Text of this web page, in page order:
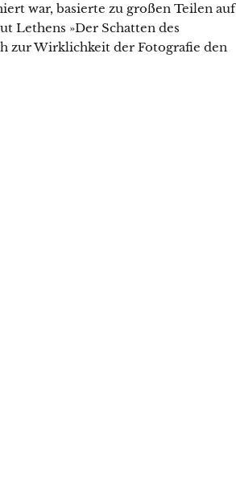
war, basierte zu großen Teilen auf
Lethens »Der Schatten des
zur Wirklichkeit der Fotografie den